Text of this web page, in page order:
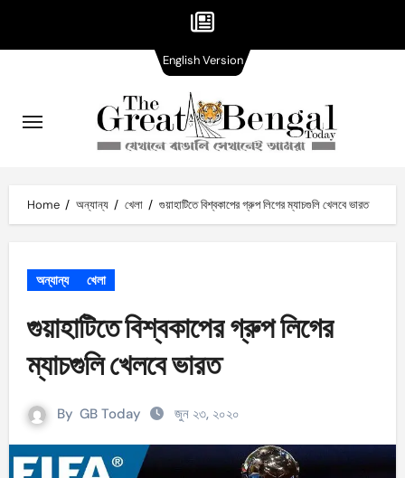
content
Home অন্যান্য খেলা গুয়াহাটিতে বিশ্বকাপের গ্রুপ লিগের ম্যাচগুলি খেলবে ভারত
অন্যান্য খেলা
গুয়াহাটিতে বিশ্বকাপের গ্রুপ লিগের
ম্যাচগুলি খেলবে ভারত
By GB Today জুন ২৩, ২০২০
English VersionVersion